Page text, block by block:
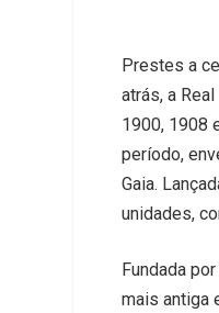
Prestes a
atrás, a
1900, 1908
período,
Gaia.
unidades,
Fundada
mais antiga